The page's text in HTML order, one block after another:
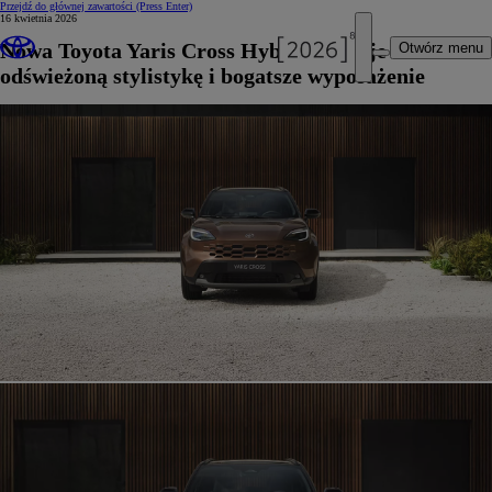
Przejdź do głównej zawartości (Press Enter)
Otwórz menu
16 kwietnia 2026
Nowa Toyota Yaris Cross Hybrid zyskuje
odświeżoną stylistykę i bogatsze wyposażenie